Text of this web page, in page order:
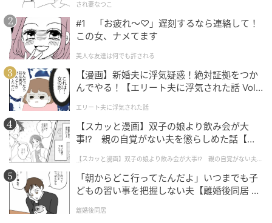
michill
お気に入りのハンドクリームやスキンケア用品を、そ
のままの形で持ち運べる優れもの。
わざわざ中身を詰め替えなくていいので、パッキング
の時間も短縮できて、準備がぐっとスムーズになるん
ですよ。
され妻なつこ
#1 「お疲れ〜♡」遅刻するなら連絡して！
この女、ナメてます
美人な友達は何でも許される
【漫画】新婚夫に浮気疑惑！絶対証拠をつか
んでやる！【エリート夫に浮気された話 Vol.
エリート夫に浮気された話
【スカッと漫画】双子の娘より飲み会が大
事!? 親の自覚がない夫を懲らしめた話【第1
【スカッと漫画】双子の娘より飲み会が大事!? 親の自覚がない夫を
懲らしめた話
「朝からどこ行ってたんだよ」いつまでも子
どもの習い事を把握しない夫【離婚後同居 Vo
離婚後同居